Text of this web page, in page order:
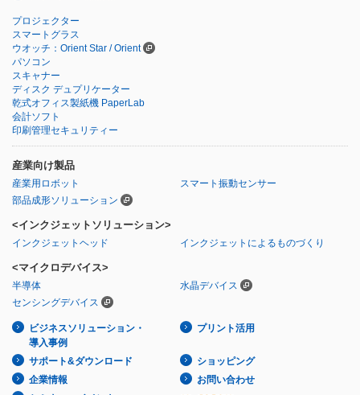
プロジェクター
スマートグラス
ウオッチ：Orient Star / Orient
パソコン
スキャナー
ディスク デュプリケーター
乾式オフィス製紙機 PaperLab
会計ソフト
印刷管理セキュリティー
産業向け製品
産業用ロボット
スマート振動センサー
部品成形ソリューション
<インクジェットソリューション>
インクジェットヘッド インクジェットによるものづくり
<マイクロデバイス>
半導体
水晶デバイス
センシングデバイス
ビジネスソリューション・
導入事例
プリント活用
サポート&ダウンロード
ショッピング
企業情報
お問い合わせ